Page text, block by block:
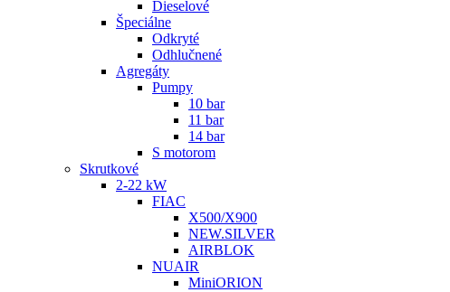
Dieselové
Špeciálne
Odkryté
Odhlučnené
Agregáty
Pumpy
10 bar
11 bar
14 bar
S motorom
Skrutkové
2-22 kW
FIAC
X500/X900
NEW.SILVER
AIRBLOK
NUAIR
MiniORION